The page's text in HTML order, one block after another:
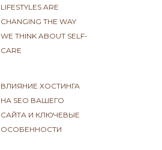
LIFESTYLES ARE
CHANGING THE WAY
WE THINK ABOUT SELF-
CARE
ВЛИЯНИЕ ХОСТИНГА
НА SEO ВАШЕГО
САЙТА И КЛЮЧЕВЫЕ
ОСОБЕННОСТИ